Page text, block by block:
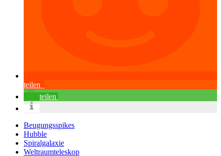
teilen
teilen
Beugungsspikes
Hubble
Spiralgalaxie
Weltraumteleskop